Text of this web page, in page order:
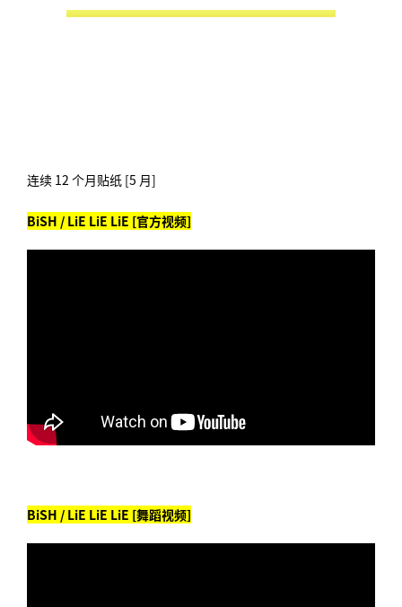
连续 12 个月贴纸 [5 月]
BiSH / LiE LiE LiE [官方视频]
BiSH / LiE LiE LiE [舞蹈视频]